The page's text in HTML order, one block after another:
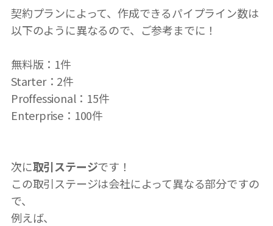
契約プランによって、作成できるパイプライン数は
以下のように異なるので、ご参考までに！
無料版：1件
Starter：2件
Proffessional：15件
Enterprise：100件
次に取引ステージです！
この取引ステージは会社によって異なる部分ですの
で、
例えば、